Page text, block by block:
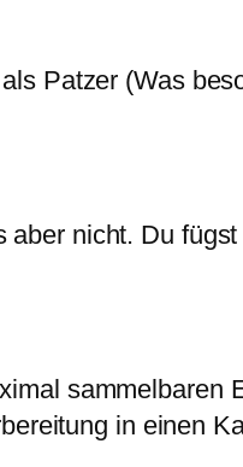
Patzer (Was
nicht. Du
sammelbaren
in einen